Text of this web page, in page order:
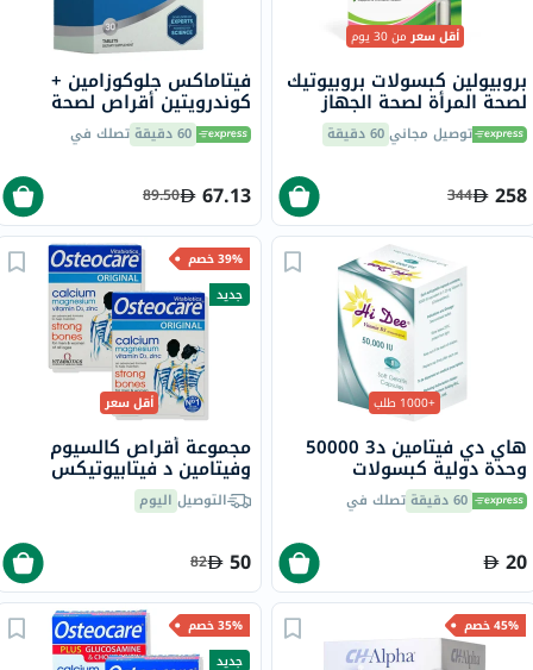
أقل سعرمن 30 يوم
بروبيولين كبسولات بروبيوتيك
لصحة المرأة لصحة الجهاز
الهضمي حزمة من 30
توصيل مجاني60 دقيقة
258
344
فيتاماكس جلوكوزامين +
كوندرويتين أقراص لصحة
المفاصل، حزمة من 30
60 دقيقة تصلك في
67.13
89.50
+1000 طلب
هاي دي فيتامين د3 50000
وحدة دولية كبسولات
جيلاتينية ناعمة 8 كبسولات
60 دقيقة تصلك في
20
39% خصم
جديد
أقل سعر
مجموعة أقراص كالسيوم
وفيتامين د فيتابيوتيكس
أوستيوكير - 2 × 30 قرص
التوصيل اليوم
50
82
45% خصم
35% خصم
جديد